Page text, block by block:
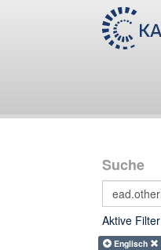
Suche
Aktive Filter
Englisch